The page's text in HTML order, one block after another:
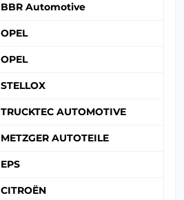
BBR Automotive
OPEL
OPEL
STELLOX
TRUCKTEC AUTOMOTIVE
METZGER AUTOTEILE
EPS
CITROËN